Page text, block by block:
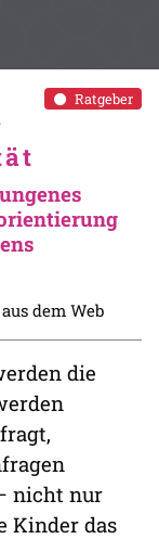
Ratgeber
aus dem Web
die
nicht nur
Kinder das